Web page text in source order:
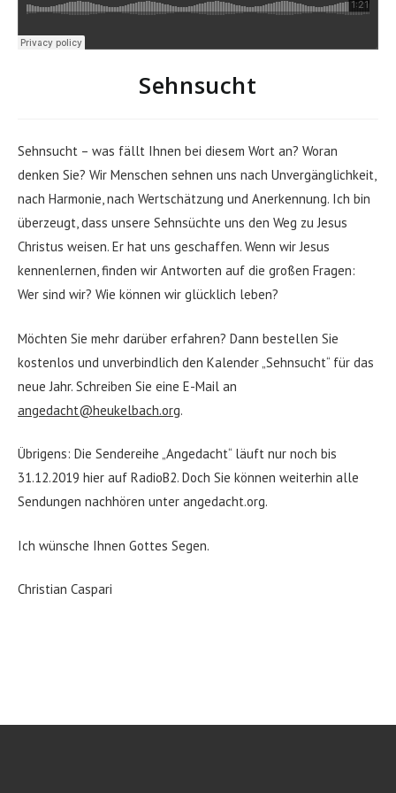
Sehnsucht
Sehnsucht – was fällt Ihnen bei diesem Wort an? Woran
denken Sie? Wir Menschen sehnen uns nach Unvergänglichkeit,
nach Harmonie, nach Wertschätzung und Anerkennung. Ich bin
überzeugt, dass unsere Sehnsüchte uns den Weg zu Jesus
Christus weisen. Er hat uns geschaffen. Wenn wir Jesus
kennenlernen, finden wir Antworten auf die großen Fragen:
Wer sind wir? Wie können wir glücklich leben?
Möchten Sie mehr darüber erfahren? Dann bestellen Sie
kostenlos und unverbindlich den Kalender „Sehnsucht“ für das
neue Jahr. Schreiben Sie eine E-Mail an
angedacht@heukelbach.org.
Übrigens: Die Sendereihe „Angedacht“ läuft nur noch bis
31.12.2019 hier auf RadioB2. Doch Sie können weiterhin alle
Sendungen nachhören unter angedacht.org.
Ich wünsche Ihnen Gottes Segen.
Christian Caspari